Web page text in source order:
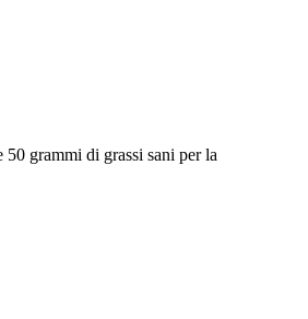
grammi di grassi sani per la